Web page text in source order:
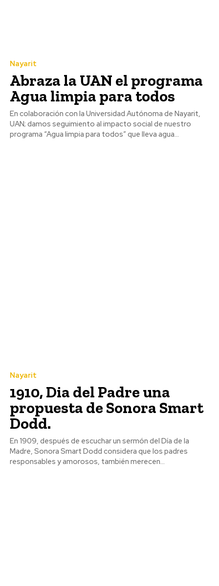
Nayarit
Abraza la UAN el programa
Agua limpia para todos
En colaboración con la Universidad Autónoma de Nayarit,
UAN; damos seguimiento al impacto social de nuestro
programa “Agua limpia para todos” que lleva agua...
Nayarit
1910, Dia del Padre una
propuesta de Sonora Smart
Dodd.
En 1909, después de escuchar un sermón del Día de la
Madre, Sonora Smart Dodd considera que los padres
responsables y amorosos, también merecen...